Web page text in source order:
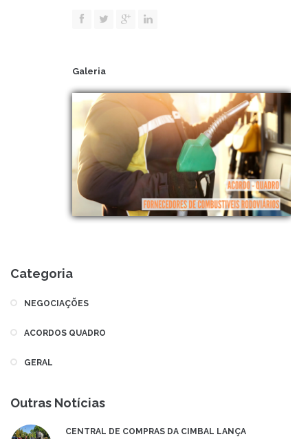
Galeria
Categoria
NEGOCIAÇÕES
ACORDOS QUADRO
GERAL
Outras Notícias
CENTRAL DE COMPRAS DA CIMBAL LANÇA